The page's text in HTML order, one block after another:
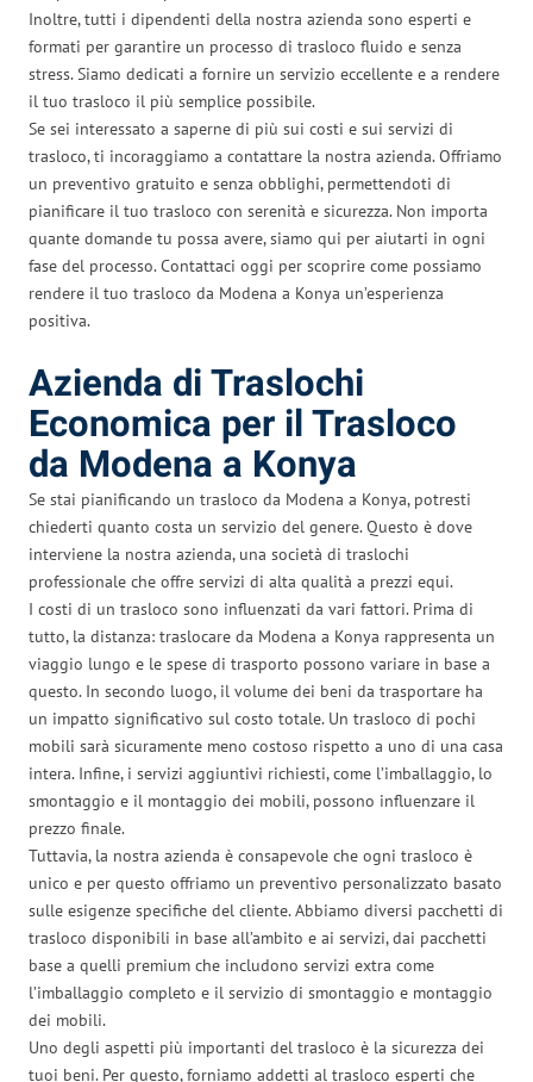
Inoltre, tutti i dipendenti della nostra azienda sono esperti e
formati per garantire un processo di trasloco fluido e senza
stress. Siamo dedicati a fornire un servizio eccellente e a rendere
il tuo trasloco il più semplice possibile.
Se sei interessato a saperne di più sui costi e sui servizi di
trasloco, ti incoraggiamo a contattare la nostra azienda. Offriamo
un preventivo gratuito e senza obblighi, permettendoti di
pianificare il tuo trasloco con serenità e sicurezza. Non importa
quante domande tu possa avere, siamo qui per aiutarti in ogni
fase del processo. Contattaci oggi per scoprire come possiamo
rendere il tuo trasloco da Modena a Konya un’esperienza
positiva.
Azienda di Traslochi
Economica per il Trasloco
da Modena a Konya
Se stai pianificando un trasloco da Modena a Konya, potresti
chiederti quanto costa un servizio del genere. Questo è dove
interviene la nostra azienda, una società di traslochi
professionale che offre servizi di alta qualità a prezzi equi.
I costi di un trasloco sono influenzati da vari fattori. Prima di
tutto, la distanza: traslocare da Modena a Konya rappresenta un
viaggio lungo e le spese di trasporto possono variare in base a
questo. In secondo luogo, il volume dei beni da trasportare ha
un impatto significativo sul costo totale. Un trasloco di pochi
mobili sarà sicuramente meno costoso rispetto a uno di una casa
intera. Infine, i servizi aggiuntivi richiesti, come l’imballaggio, lo
smontaggio e il montaggio dei mobili, possono influenzare il
prezzo finale.
Tuttavia, la nostra azienda è consapevole che ogni trasloco è
unico e per questo offriamo un preventivo personalizzato basato
sulle esigenze specifiche del cliente. Abbiamo diversi pacchetti di
trasloco disponibili in base all’ambito e ai servizi, dai pacchetti
base a quelli premium che includono servizi extra come
l’imballaggio completo e il servizio di smontaggio e montaggio
dei mobili.
Uno degli aspetti più importanti del trasloco è la sicurezza dei
tuoi beni. Per questo, forniamo addetti al trasloco esperti che